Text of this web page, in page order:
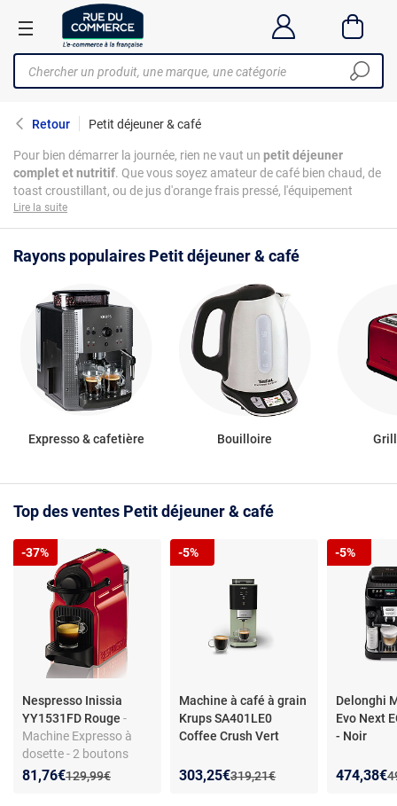
Retour Petit déjeuner & café
Pour bien démarrer la journée, rien ne vaut un petit déjeuner
complet et nutritif. Que vous soyez amateur de café bien chaud, de
toast croustillant, ou de jus d'orange frais pressé, l'équipement
adéquat transforme cette expérience matinale. Découvrez notre
sélection d'équipements pour le petit déjeuner, incluant des
et des presse-agrumes électriques. Conçus pour tous les besoins et
qu'aux réveils plus paisibles. Profitez de la
facilité d'utilisation et de
la qualitépour faire de chaque petit déjeuner un moment de pur
plaisir. Adaptez votre cuisine avec nos solutions modernes et dites
bonjour à des matins revitalisés.
Lire la suite
Rayons populaires Petit déjeuner & café
Expresso & cafetière Bouilloire
Top des ventes Petit déjeuner & café
Nespresso Inissia
YY1531FD Rouge -
Machine Expresso à
dosette - 2 boutons
avec arrêt automatique
Ancien prix :
129,99€
Nouveau prix :
81,76€
Réduction de :
-37%
Machine à café à grain
Krups SA401LE0
Coffee Crush Vert
Ancien prix :
319,21€
Nouveau prix :
303,25€
Réduction de :
-5%
Delonghi
Evo Next
- Noir
Nouveau
474,38€
-5%